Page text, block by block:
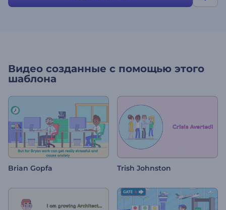
Видео созданные с помощью этого
шаблона
Brian Gopfa Trish Johnston